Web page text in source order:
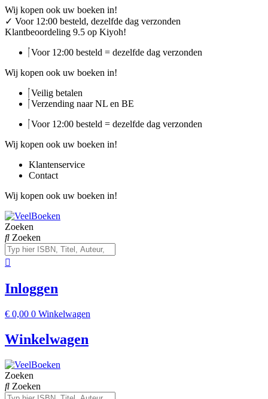
Ga
naar
de
Wij kopen ook uw boeken in!
✓ Voor 12:00 besteld, dezelfde dag verzonden
Klantbeoordeling 9.5 op Kiyoh!
Voor 12:00 besteld = dezelfde dag verzonden
Wij kopen ook uw boeken in!
Veilig betalen
Verzending naar NL en BE
Voor 12:00 besteld = dezelfde dag verzonden
Wij kopen ook uw boeken in!
Klantenservice
Contact
Wij kopen ook uw boeken in!
Zoeken
Zoeken
Inloggen
€ 0,00 0 Winkelwagen
Winkelwagen
Zoeken
Zoeken